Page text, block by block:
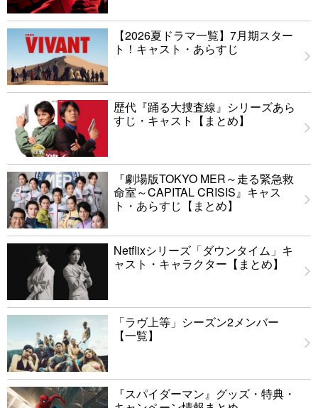
【2026夏ドラマ一覧】7月期スター
ト！キャスト・あらすじ
歴代『踊る大捜査線』シリーズあら
すじ・キャスト【まとめ】
『劇場版TOKYO MER～走る緊急救
命室～CAPITAL CRISIS』キャス
ト・あらすじ【まとめ】
Netflixシリーズ「ダウンタイム」キ
ャスト・キャラクター【まとめ】
「ラヴ上等」シーズン2メンバー
【一覧】
『スパイダーマン』グッズ・特典・